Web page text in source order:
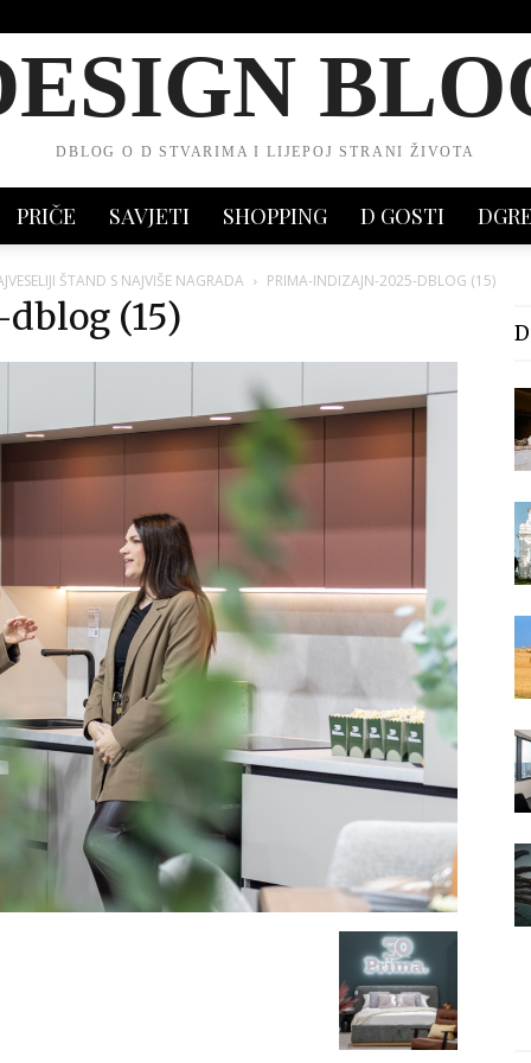
DBLOG O D STVARIMA I LIJEPOJ STRANI ŽIVOTA
PRIČE SAVJETI SHOPPING D GOSTI
ŠTAND S NAJVIŠE NAGRADA PRIMA-INDIZAJN-2025-DBLOG (15)
(15)